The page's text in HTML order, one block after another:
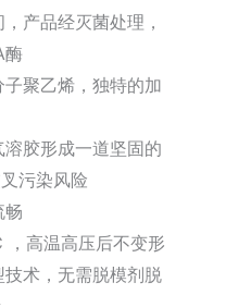
产品经灭菌处理，
酶
子聚乙烯，独特的加
溶胶形成一道坚固的
污染风险
畅
高温高压后不变形
技术，无需脱模剂脱